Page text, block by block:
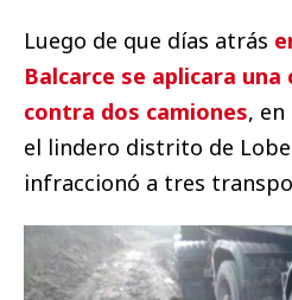
Luego de que días atrás
Balcarce se aplicara
contra dos camiones,
el lindero distrito de
infraccionó a tres